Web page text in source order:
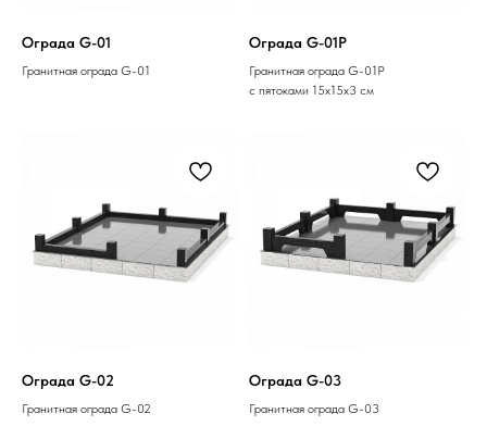
Ограда G-01
Гранитная ограда G-01
Ограда G-01P
Гранитная ограда G-01P
с пятоками 15х15х3 см
Ограда G-02
Гранитная ограда G-02
Ограда G-03
Гранитная ограда G-03